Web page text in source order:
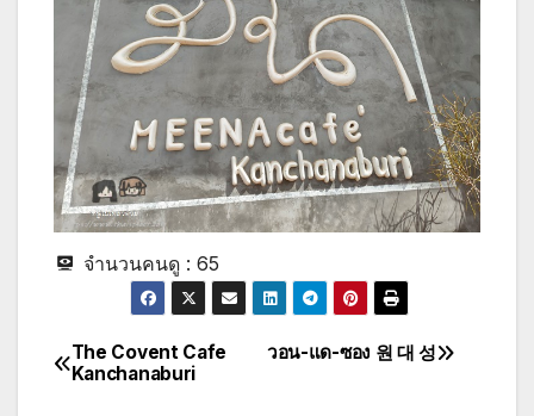
จำนวนคนดู : 65
Post
วอน-แด-ซอง 원 대 성
The Covent Cafe
Kanchanaburi